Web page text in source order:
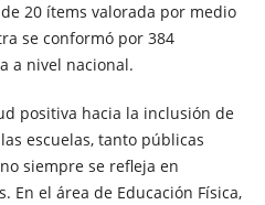
20 ítems valorada por medio
se conformó por 384
a nivel nacional.
positiva hacia la inclusión de
escuelas, tanto públicas
siempre se refleja en
En el área de Educación Física,